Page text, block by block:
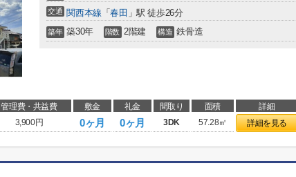
交通 関西本線 「春田 」駅 徒歩26分
築年 築30年 階数 2階建 構造 鉄骨造
管理費・共益費 敷金 礼金 間取り 面積 詳細
3,900円 0ヶ月 0ヶ月 3DK 57.28㎡ 詳細を見る